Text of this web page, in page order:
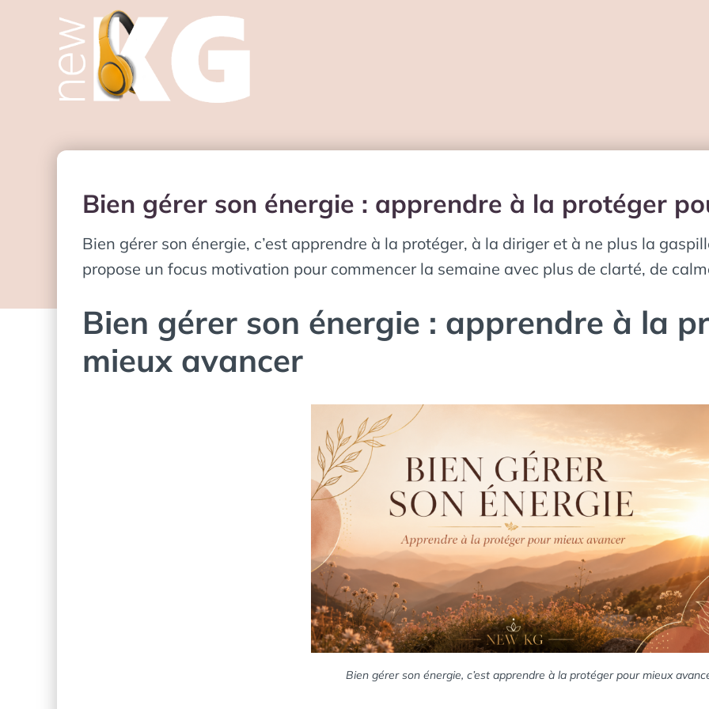
Bien gérer son énergie : apprendre à la protéger
Bien gérer son énergie, c’est apprendre à la protéger, à la diriger et à ne plus la
propose un focus motivation pour commencer la semaine avec plus de clarté, de
Bien gérer son énergie : apprendre à la
mieux avancer
Bien gérer son énergie, c’est apprendre à la protéger pour mieux